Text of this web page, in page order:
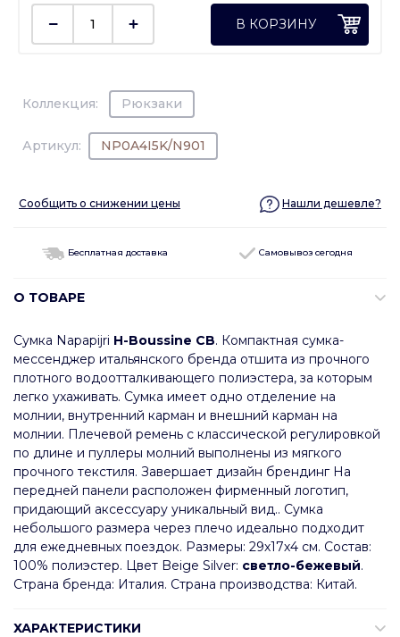
Коллекция: Рюкзаки
Артикул: NP0A4I5K/N901
В КОРЗИНУ
Сообщить о снижении цены Нашли дешевле?
Бесплатная доставка Самовывоз сегодня
О ТОВАРЕ
Сумка Napapijri H-Boussine CB. Компактная сумка-
мессенджер итальянского бренда отшита из прочного
плотного водоотталкивающего полиэстера, за которым
легко ухаживать. Сумка имеет одно отделение на
молнии, внутренний карман и внешний карман на
молнии. Плечевой ремень с классической регулировкой
по длине и пуллеры молний выполнены из мягкого
прочного текстиля. Завершает дизайн брендинг На
передней панели расположен фирменный логотип,
придающий аксессуару уникальный вид.. Сумка
небольшого размера через плечо идеально подходит
для ежедневных поездок. Размеры: 29х17х4 см. Состав:
100% полиэстер. Цвет Beige Silver: светло-бежевый.
Страна бренда: Италия. Страна производства: Китай.
ХАРАКТЕРИСТИКИ